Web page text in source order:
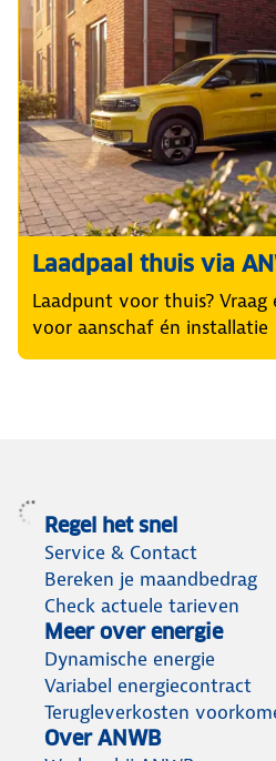
Laadpaal thuis via
Laadpunt voor thuis?
voor aanschaf én installatie
Regel het snel
Service & Contact
Bereken je maandbedrag
Check actuele tarieven
Meer over energie
Dynamische energie
Variabel energiecontract
Terugleverkosten
Over ANWB